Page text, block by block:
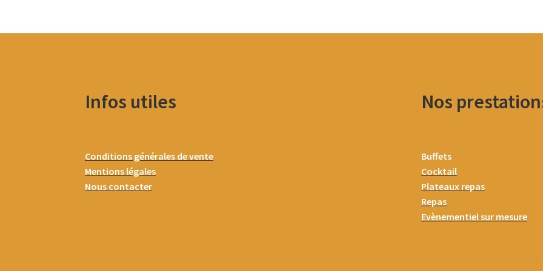
Infos utiles
Conditions générales de vente
Mentions légales
Nous contacter
Nos
Buffets
Cocktail
Plateaux repas
Repas
Evènementiel sur mesure